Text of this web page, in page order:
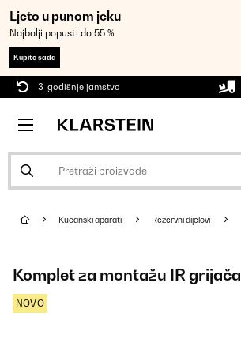
Ljeto u punom jeku
Najbolji popusti do 55 %
Kupite sada
3-godišnje jamstvo
Kućanski aparati Rezervni dijelovi
Komplet za montažu IR grijača
NOVO